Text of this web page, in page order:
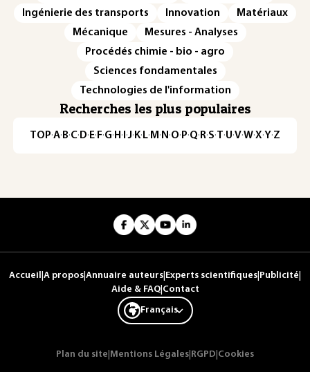
Ingénierie des transports
Innovation
Matériaux
Mécanique
Mesures - Analyses
Procédés chimie - bio - agro
Sciences fondamentales
Technologies de l'information
Recherches les plus populaires
TOP·A·B·C· D· E· F·G· H · ·J· K· L· M · N ·O· P·Q· R·S·T·U·V·W·X·Y·Z
Accueil A propos Annuaire auteurs Experts scientifiques Publicité
Aide & FAQ| Contact
Français
Plan du site Mentions Légales RGPD Cookies